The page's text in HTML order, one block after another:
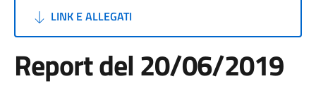
LINK E ALLEGATI
Report del 20/06/2019